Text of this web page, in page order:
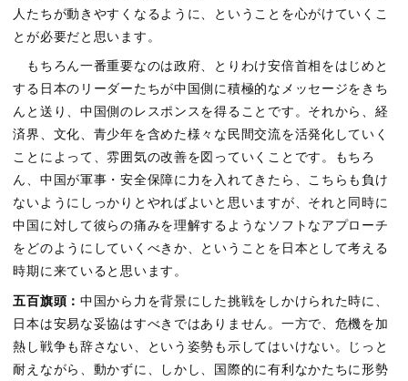
人たちが動きやすくなるように、ということを心がけていくこ
とが必要だと思います。
もちろん一番重要なのは政府、とりわけ安倍首相をはじめと
する日本のリーダーたちが中国側に積極的なメッセージをきち
んと送り、中国側のレスポンスを得ることです。それから、経
済界、文化、青少年を含めた様々な民間交流を活発化していく
ことによって、雰囲気の改善を図っていくことです。もちろ
ん、中国が軍事・安全保障に力を入れてきたら、こちらも負け
ないようにしっかりとやればよいと思いますが、それと同時に
中国に対して彼らの痛みを理解するようなソフトなアプローチ
をどのようにしていくべきか、ということを日本として考える
時期に来ていると思います。
五百旗頭： 中国から力を背景にした挑戦をしかけられた時に、
日本は安易な妥協はすべきではありません。一方で、危機を加
熱し戦争も辞さない、という姿勢も示してはいけない。じっと
耐えながら、動かずに、しかし、国際的に有利なかたちに形勢